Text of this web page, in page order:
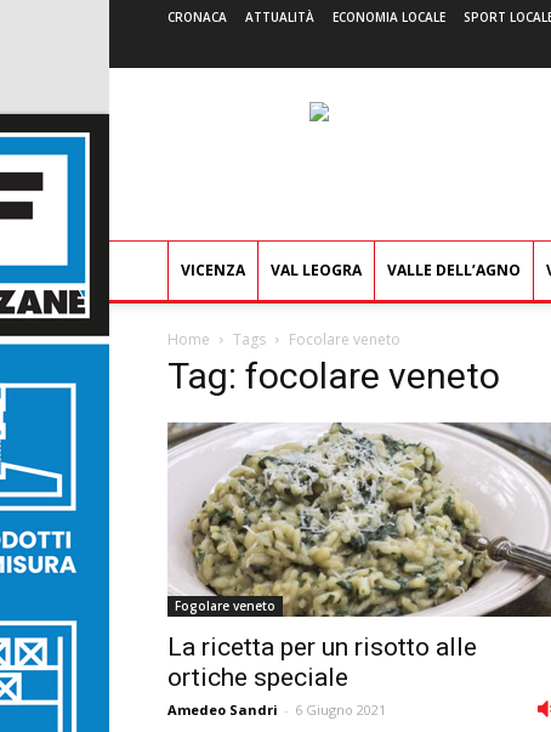
CRONACA ATTUALITÀ ECONOMIA LOCALE SPORT
VICENZA VAL LEOGRA VALLE DELL’AGNO
Home Tags Focolare veneto
Tag: focolare veneto
Fogolare veneto
La ricetta per un risotto alle
ortiche speciale
Amedeo Sandri - 6 Giugno 2021